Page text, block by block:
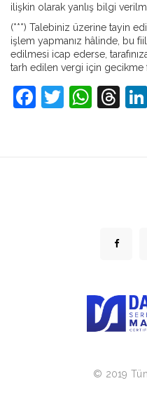
ilişkin olarak yanlış bilgi
(***) Talebiniz üzerine tayin
işlem yapmanız hâlinde, bu
edilmesi icap ederse,
tarh edilen vergi için gecikme
Facebook
Twitter
© 2019